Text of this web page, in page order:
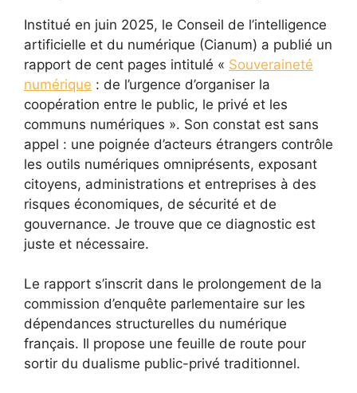
Institué en juin 2025, le Conseil de l’intelligence
artificielle et du numérique (Cianum) a publié un
rapport de cent pages intitulé « Souveraineté
numérique : de l’urgence d’organiser la
coopération entre le public, le privé et les
communs numériques ». Son constat est sans
appel : une poignée d’acteurs étrangers contrôle
les outils numériques omniprésents, exposant
citoyens, administrations et entreprises à des
risques économiques, de sécurité et de
gouvernance. Je trouve que ce diagnostic est
juste et nécessaire.
Le rapport s’inscrit dans le prolongement de la
commission d’enquête parlementaire sur les
dépendances structurelles du numérique
français. Il propose une feuille de route pour
sortir du dualisme public-privé traditionnel.